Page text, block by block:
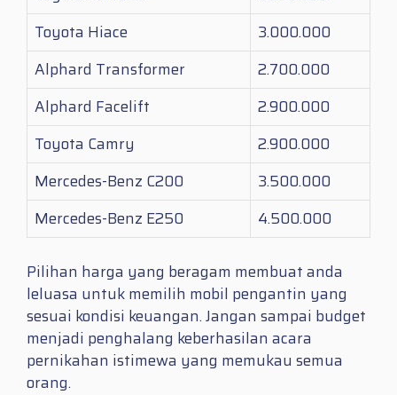
Toyota Hiace
3.000.000
Alphard Transformer
2.700.000
Alphard Facelift
2.900.000
Toyota Camry
2.900.000
Mercedes-Benz C200
3.500.000
Mercedes-Benz E250
4.500.000
Pilihan harga yang beragam membuat anda
leluasa untuk memilih mobil pengantin yang
sesuai kondisi keuangan. Jangan sampai budget
menjadi penghalang keberhasilan acara
pernikahan istimewa yang memukau semua
orang.